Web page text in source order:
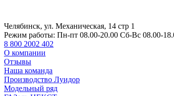
Челябинск, ул. Механическая, 14 стр 1
Режим работы: Пн-пт 08.00-20.00 Сб-Вс 08.00-
8 800 2002 402
О компании
Отзывы
Наша команда
Производство Луидор
Модельный ряд